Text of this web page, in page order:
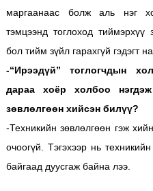
маргаанаас болж аль нэг
тэмцээнд тоглоход тиймэрхүү
бол тийм зүйл гарахгүй гэдэгт
-“Ирээдүй” тоглогчдын
дараа хоёр холбоо
зөвлөлгөөн хийсэн билүү?
-Техникийн зөвлөлгөөн гэж
очоогүй. Тэгэхээр нь
байгаад дуусгаж байна лээ.